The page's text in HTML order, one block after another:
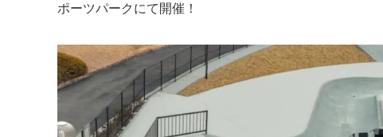
ポーツパークにて開催！